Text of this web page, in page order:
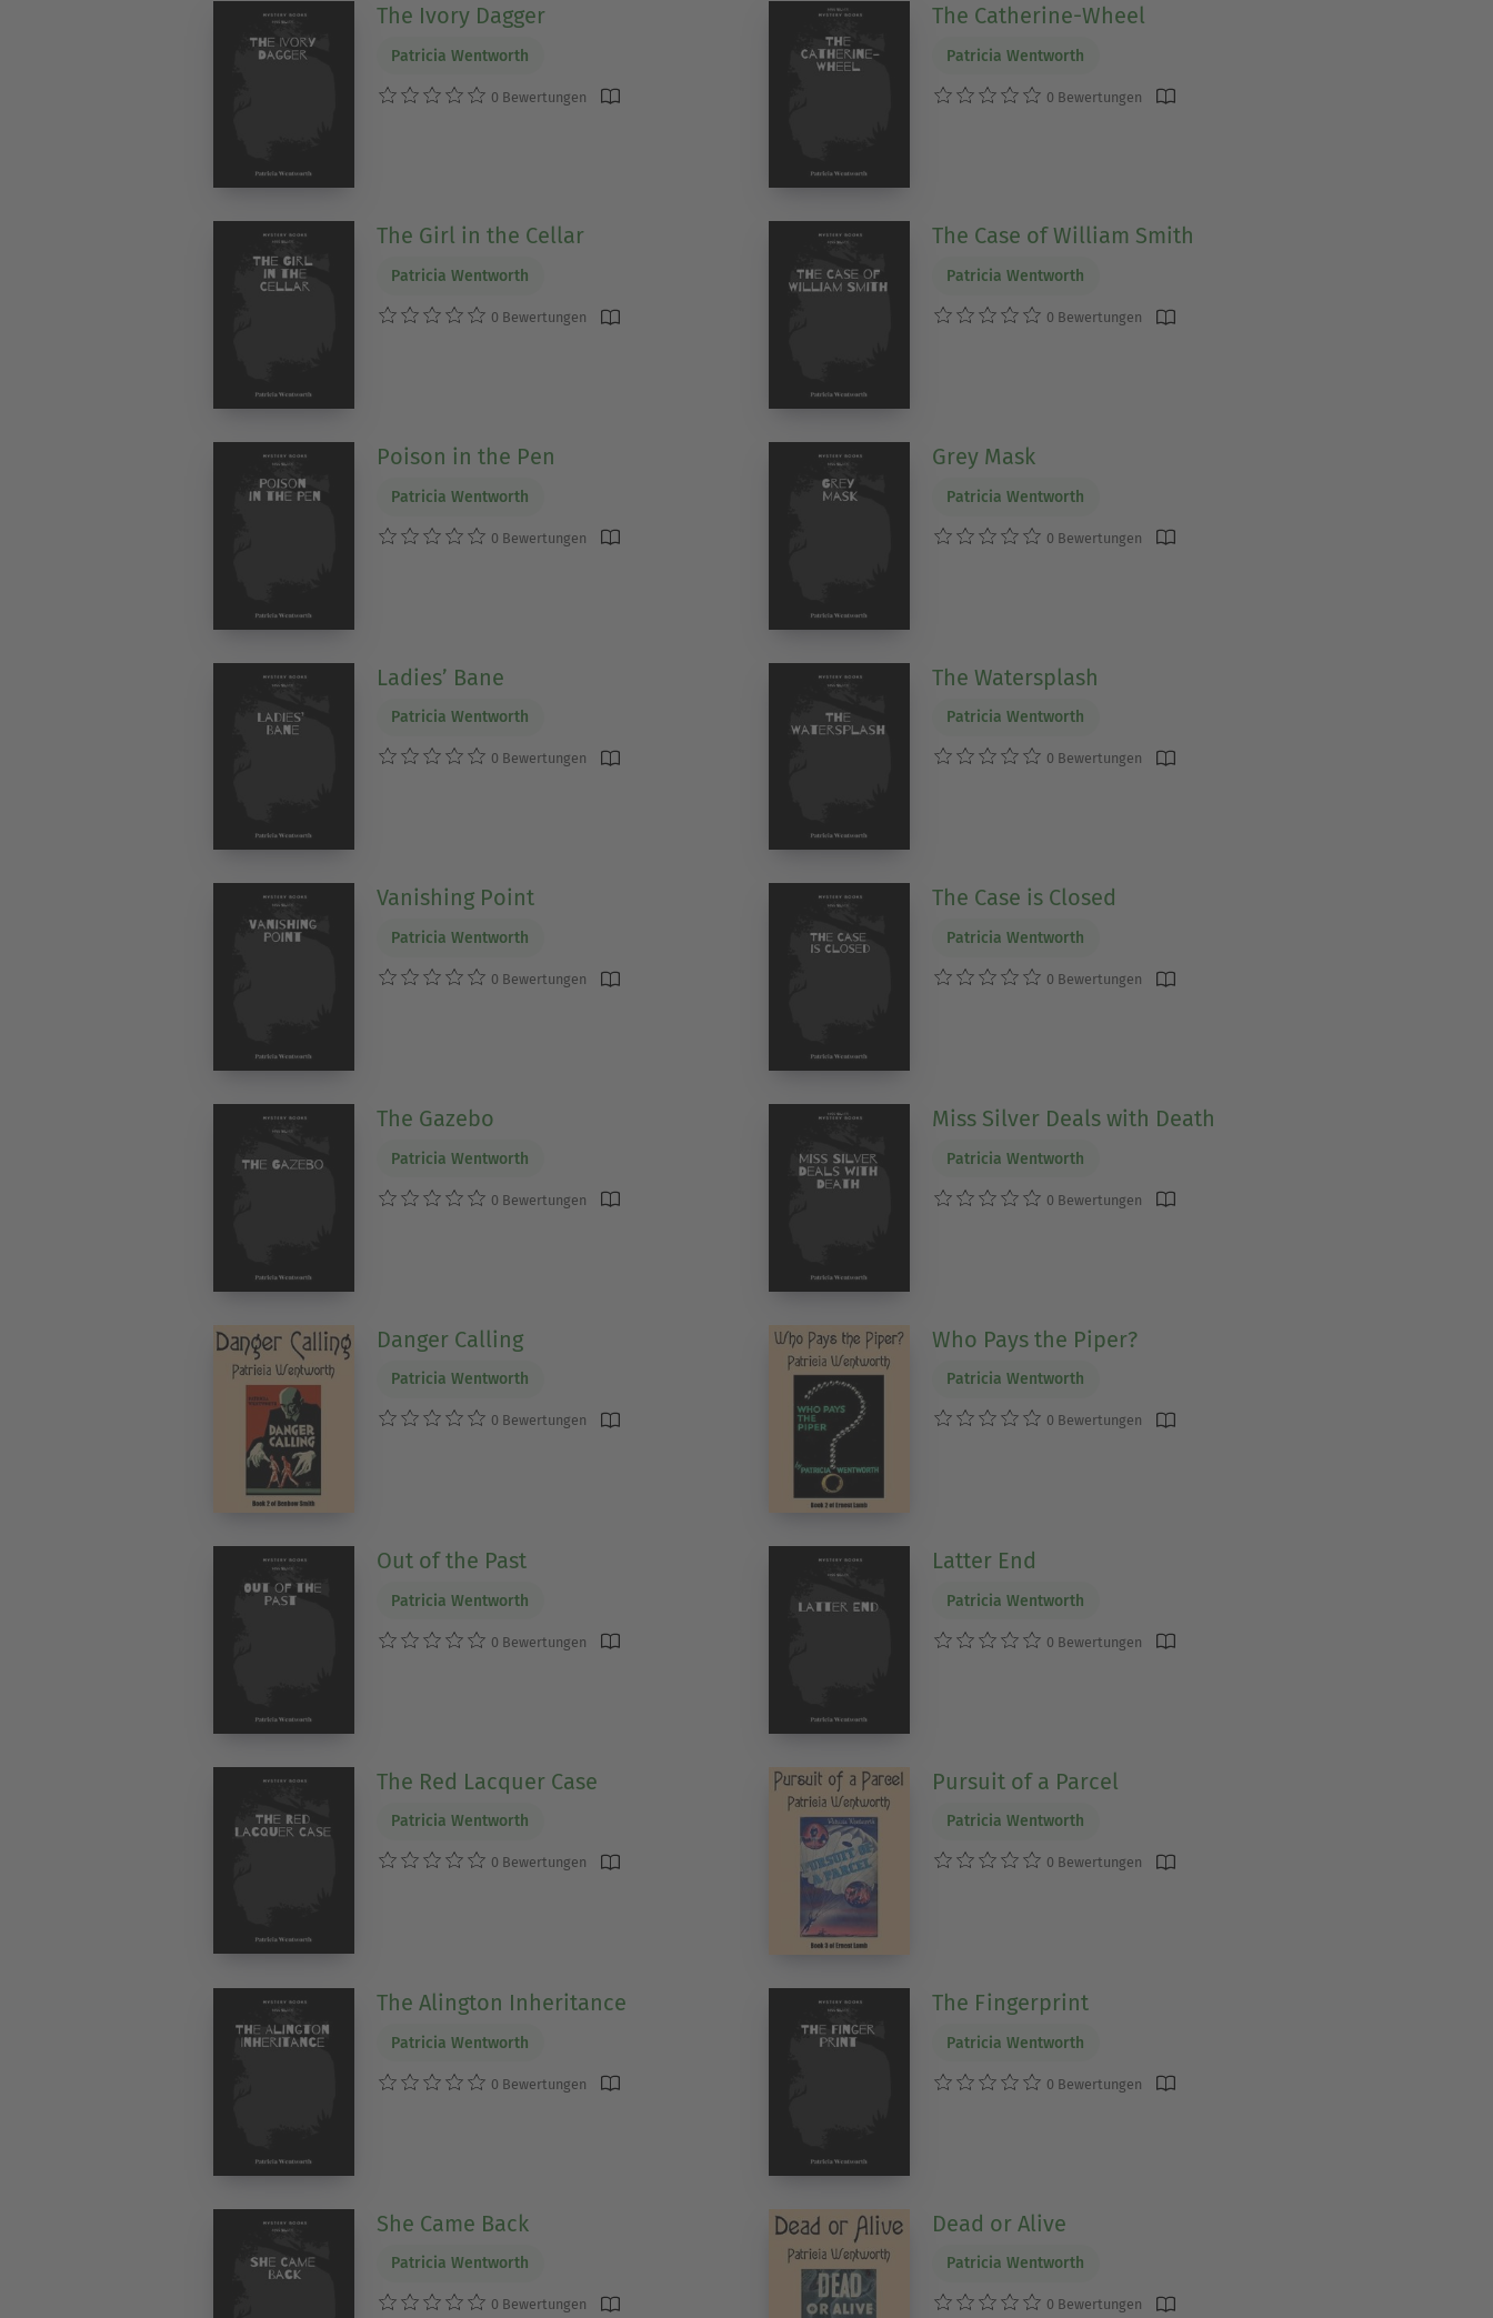
The Ivory Dagger
Patricia Wentworth
0 Bewertungen
The Catherine-Wheel
Patricia Wentworth
0 Bewertungen
The Girl in the Cellar
Patricia Wentworth
0 Bewertungen
The Case of William Smith
Patricia Wentworth
0 Bewertungen
Poison in the Pen
Patricia Wentworth
0 Bewertungen
Grey Mask
Patricia Wentworth
0 Bewertungen
Ladies’ Bane
Patricia Wentworth
0 Bewertungen
The Watersplash
Patricia Wentworth
0 Bewertungen
Vanishing Point
Patricia Wentworth
0 Bewertungen
The Case is Closed
Patricia Wentworth
0 Bewertungen
The Gazebo
Patricia Wentworth
0 Bewertungen
Miss Silver Deals with Death
Patricia Wentworth
0 Bewertungen
Danger Calling
Patricia Wentworth
0 Bewertungen
Who Pays the Piper?
Patricia Wentworth
0 Bewertungen
Out of the Past
Patricia Wentworth
0 Bewertungen
Latter End
Patricia Wentworth
0 Bewertungen
The Red Lacquer Case
Patricia Wentworth
0 Bewertungen
Pursuit of a Parcel
Patricia Wentworth
0 Bewertungen
The Alington Inheritance
Patricia Wentworth
0 Bewertungen
The Fingerprint
Patricia Wentworth
0 Bewertungen
She Came Back
Patricia Wentworth
0 Bewertungen
Dead or Alive
Patricia Wentworth
0 Bewertungen